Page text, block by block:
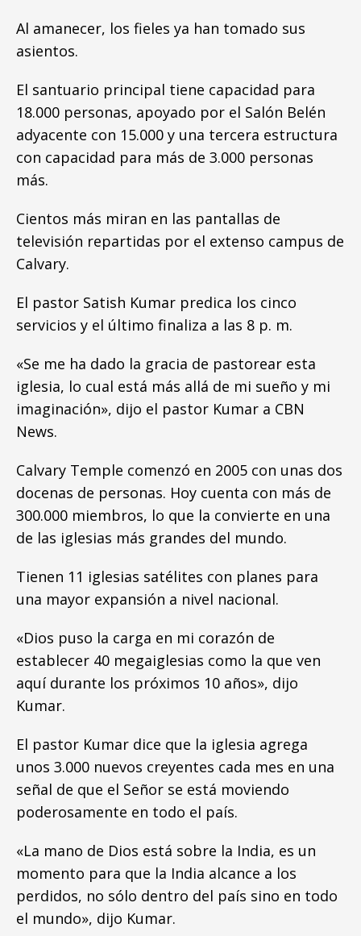
Al amanecer, los fieles ya han tomado sus
asientos.
El santuario principal tiene capacidad para
18.000 personas, apoyado por el Salón Belén
adyacente con 15.000 y una tercera estructura
con capacidad para más de 3.000 personas
más.
Cientos más miran en las pantallas de
televisión repartidas por el extenso campus de
Calvary.
El pastor Satish Kumar predica los cinco
servicios y el último finaliza a las 8 p. m.
«Se me ha dado la gracia de pastorear esta
iglesia, lo cual está más allá de mi sueño y mi
imaginación», dijo el pastor Kumar a CBN
News.
Calvary Temple comenzó en 2005 con unas dos
docenas de personas. Hoy cuenta con más de
300.000 miembros, lo que la convierte en una
de las iglesias más grandes del mundo.
Tienen 11 iglesias satélites con planes para
una mayor expansión a nivel nacional.
«Dios puso la carga en mi corazón de
establecer 40 megaiglesias como la que ven
aquí durante los próximos 10 años», dijo
Kumar.
El pastor Kumar dice que la iglesia agrega
unos 3.000 nuevos creyentes cada mes en una
señal de que el Señor se está moviendo
poderosamente en todo el país.
«La mano de Dios está sobre la India, es un
momento para que la India alcance a los
perdidos, no sólo dentro del país sino en todo
el mundo», dijo Kumar.